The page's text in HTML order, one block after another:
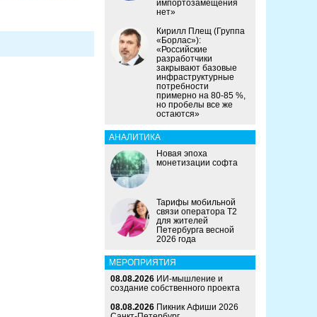
импортозамещения
нет»
Кирилл Плещ (Группа
«Борлас»):
«Российские
разработчики
закрывают базовые
инфраструктурные
потребности
примерно на 80-85 %,
но пробелы все же
остаются»
АНАЛИТИКА
Новая эпоха
монетизации софта
Тарифы мобильной
связи оператора Т2
для жителей
Петербурга весной
2026 года
МЕРОПРИЯТИЯ
08.08.2026 ИИ-мышление и
создание собственного проекта
08.08.2026 Пикник Афиши 2026